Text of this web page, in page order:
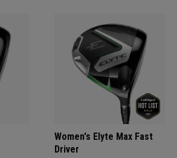
Women's Elyte Max Fast
Driver